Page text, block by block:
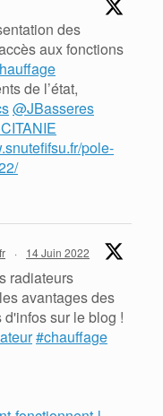
des
aux fonctions
de l’état,
@JBasseres
pole-
· 14 Juin 2022
radiateurs
avantages des
sur le blog !
#chauffage